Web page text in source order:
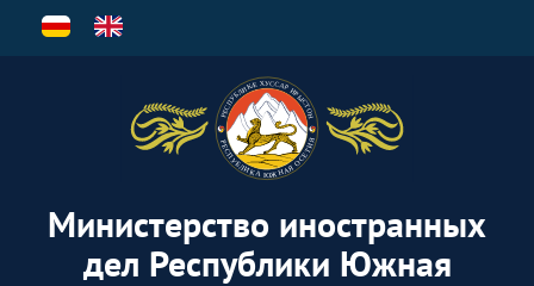
Перейти
Министерство иностранных
дел Республики Южная